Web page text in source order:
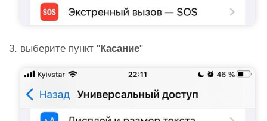
выберите пункт "Касание"